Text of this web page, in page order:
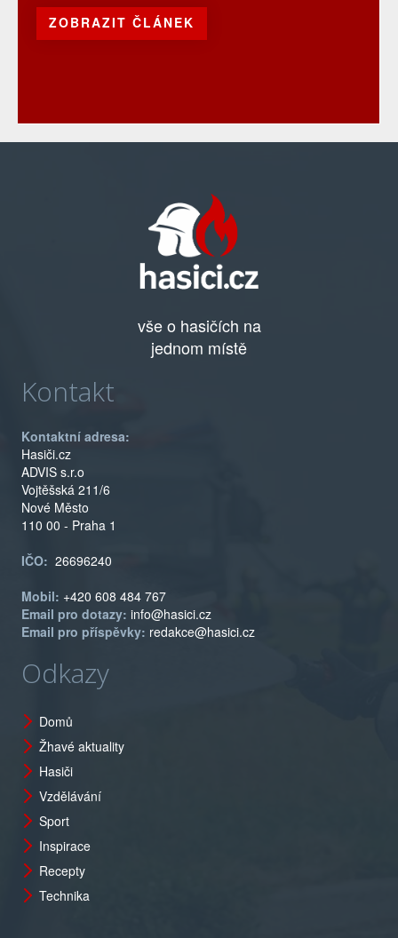
ZOBRAZIT ČLÁNEK
vše o hasičích na
jednom místě
Kontakt
Kontaktní adresa:
Hasiči.cz
ADVIS s.r.o
Vojtěšská 211/6
Nové Město
110 00 - Praha 1
IČO: 26696240
Mobil: +420 608 484 767
Email pro dotazy: info@hasici.cz
Email pro příspěvky: redakce@hasici.cz
Odkazy
Domů
Žhavé aktuality
Hasiči
Vzdělávání
Sport
Inspirace
Recepty
Technika